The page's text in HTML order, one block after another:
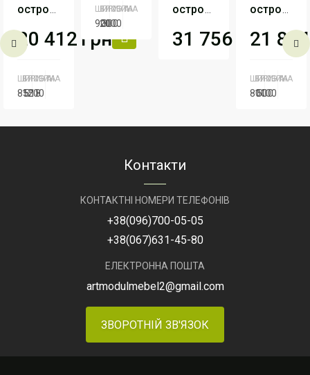
островка
20 412 грн
ШИРИНА
855
ВИСОТА
1200
ГЛИБИНА
518
Груп
ювелірних
подарунки.
ШИРИНА
900
ВИСОТА
2000
ГЛИБИНА
300
ВидДСП
островка
31 756 грн
островка
права
21 864
ШИРИНА
800
ВИСОТА
1100
ГЛИБИНА
500
Контакти
КОНТАКТНІ НОМЕРИ ТЕЛЕФОНІВ
+38(096)700-05-05
+38(067)631-45-80
ЕЛЕКТРОННА ПОШТА
artmodulmebel2@gmail.com
ЗВОРОТНІЙ ЗВ'ЯЗОК